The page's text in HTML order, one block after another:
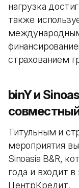
нагрузка
также
страхованием
binY и
Титульным и
мероприятия
Sinoasia B&R,
года и входит
ЦентрКредит.